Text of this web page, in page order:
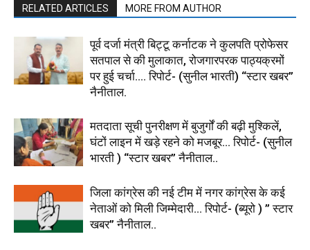
RELATED ARTICLES MORE FROM AUTHOR
पूर्व दर्जा मंत्री बिट्टू कर्नाटक ने कुलपति प्रोफेसर
सतपाल से की मुलाकात, रोजगारपरक पाठ्यक्रमों
पर हुई चर्चा…. रिपोर्ट- (सुनील भारती) “स्टार खबर”
नैनीताल.
मतदाता सूची पुनरीक्षण में बुजुर्गों की बढ़ी मुश्किलें,
घंटों लाइन में खड़े रहने को मजबूर… रिपोर्ट- (सुनील
भारती ) “स्टार खबर” नैनीताल..
जिला कांग्रेस की नई टीम में नगर कांग्रेस के कई
नेताओं को मिली जिम्मेदारी… रिपोर्ट- (ब्यूरो ) ” स्टार
खबर” नैनीताल..